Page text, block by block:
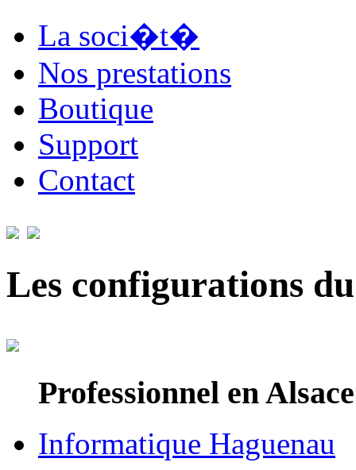
La soci�t�
Nos prestations
Boutique
Support
Contact
Les configurations
Professionnel en Alsace
Informatique Haguenau